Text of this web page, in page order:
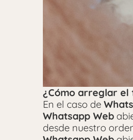
¿Cómo arreglar el
En el caso de
Whatsapp Web
desde nuestro